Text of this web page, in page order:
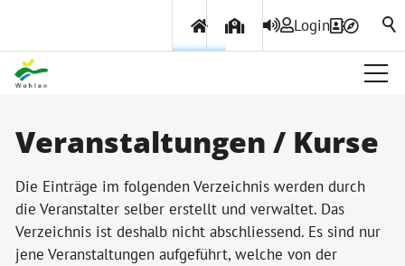
Login
Über Wohlen
Politik & Verwaltung
Themen & Services
Veranstaltungen / Kurse
Die Einträge im folgenden Verzeichnis werden durch
die Veranstalter selber erstellt und verwaltet. Das
Verzeichnis ist deshalb nicht abschliessend. Es sind nur
jene Veranstaltungen aufgeführt, welche von der